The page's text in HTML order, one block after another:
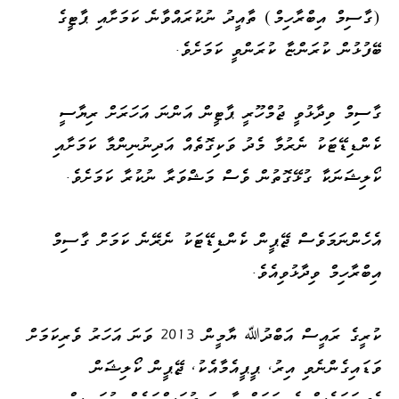
(ގާސިމް އިބްރާހިމް) ތާއީދު ނުކުރައްވާނެ ކަމަށާއި ޕާޓީގެ
ބޭފުޅުން ކުރަންޏާ ކުރަންވީ ކަމަށެވެ.
ގާސިމް ވިދާޅުވީ ޖުމްހޫރީ ޕާޓީން އަންނަ އަހަރަށް ރިޔާސީ
ކެންޑިޑޭޓަކު ނެރުމާ މެދު ވަކިގޮތެއް އަދިނުނިންމާ ކަމަށާއި
ކޯލިޝަނަކާ ގުޅޭގޮތުން ވެސް މަޝްވަރާ ނުކުރާ ކަމަށެވެ.
އެހެންނަމަވެސް ޖޭޕީން ކެންޑިޑޭޓަކު ނެރޭނެ ކަމަށް ގާސިމް
އިބްރާހިމް ވިދާޅުވިއެވެ.
ކުރީގެ ރައީސް އަބްދުﷲ ޔާމީން 2013 ވަނަ އަހަރު ވެރިކަމަށް
ވަޑައިގެންނެވި އިރު، ޕީޕީއެމާއެކު، ޖޭޕީން ކޯލިޝަން